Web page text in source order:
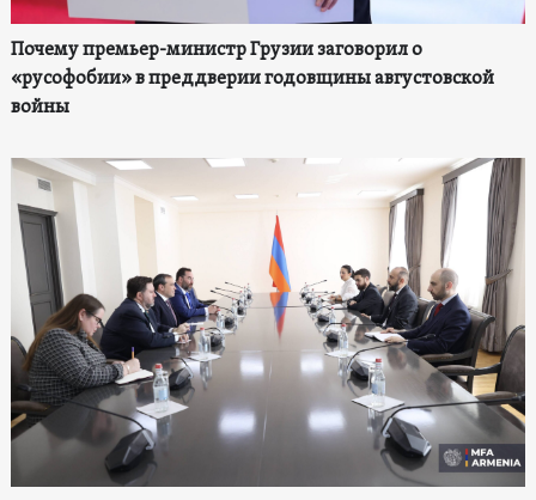
Почему премьер-министр Грузии заговорил о
«русофобии» в преддверии годовщины августовской
войны